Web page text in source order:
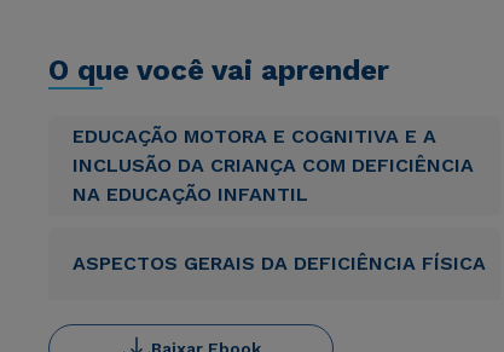
O que você vai aprender
EDUCAÇÃO MOTORA E COGNITIVA E A
INCLUSÃO DA CRIANÇA COM DEFICIÊNCIA
NA EDUCAÇÃO INFANTIL
ASPECTOS GERAIS DA DEFICIÊNCIA FÍSICA